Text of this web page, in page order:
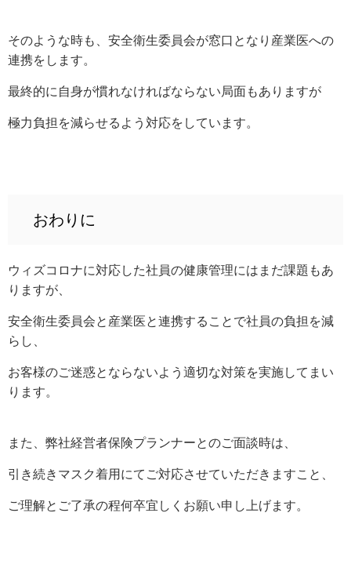
そのような時も、安全衛生委員会が窓口となり産業医への
連携をします。
最終的に自身が慣れなければならない局面もありますが
極力負担を減らせるよう対応をしています。
おわりに
ウィズコロナに対応した社員の健康管理にはまだ課題もあ
りますが、
安全衛生委員会と産業医と連携することで社員の負担を減
らし、
お客様のご迷惑とならないよう適切な対策を実施してまい
ります。
また、弊社経営者保険プランナーとのご面談時は、
引き続きマスク着用にてご対応させていただきますこと、
ご理解とご了承の程何卒宜しくお願い申し上げます。